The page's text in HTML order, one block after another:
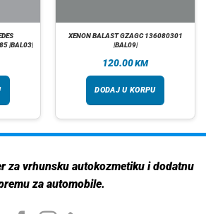
|BAL03|
XENON BALAST GZAGC 136080301
|BAL09|
120.00KM
DODAJ U KORPU
za vrhunsku autokozmetiku i dodatnu
za automobile.